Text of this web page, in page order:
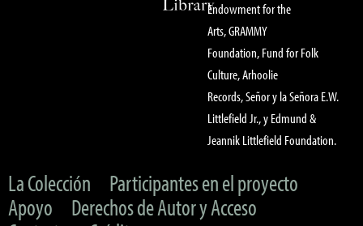
Endowment for the
Arts, GRAMMY
Foundation, Fund for Folk
Culture, Arhoolie
Records, Señor y la Señora E.W.
Littlefield Jr., y Edmund &
Jeannik Littlefield Foundation.
La Colección
Participantes en el proyecto
Apoyo
Derechos de Autor y Acceso